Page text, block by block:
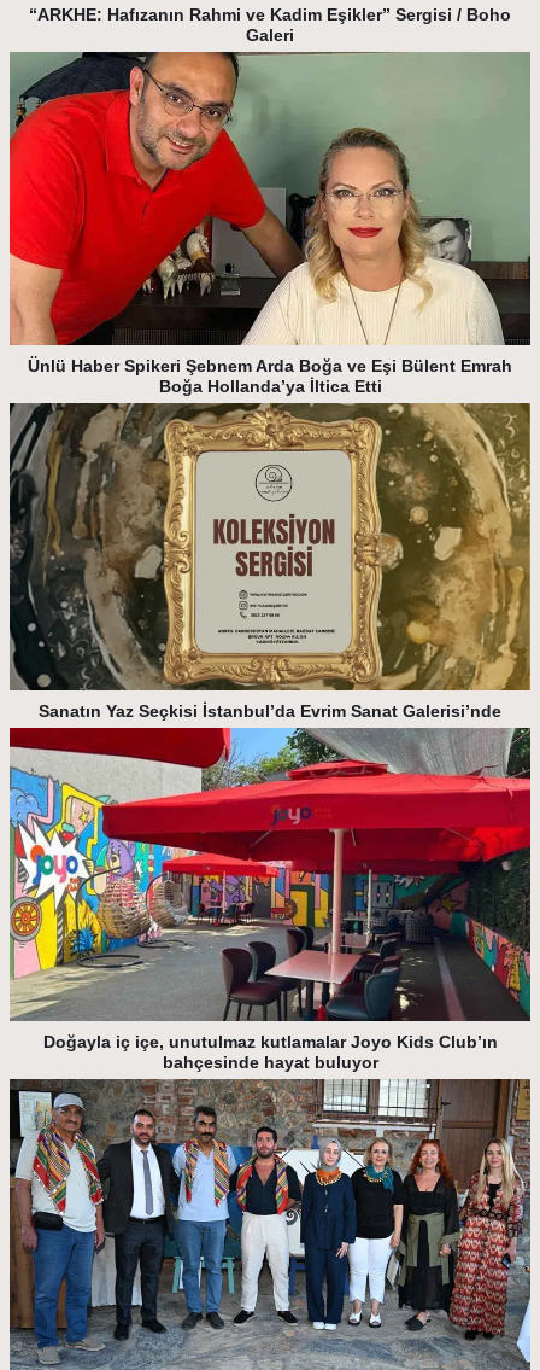
“ARKHE: Hafızanın Rahmi ve Kadim Eşikler” Sergisi / Boho
Galeri
Ünlü Haber Spikeri Şebnem Arda Boğa ve Eşi Bülent Emrah
Boğa Hollanda’ya İltica Etti
Sanatın Yaz Seçkisi İstanbul’da Evrim Sanat Galerisi’nde
Doğayla iç içe, unutulmaz kutlamalar Joyo Kids Club’ın
bahçesinde hayat buluyor